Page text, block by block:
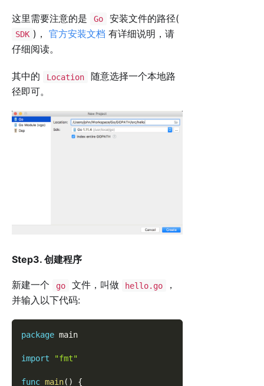
这里需要注意的是 Go 安装文件的路径(
SDK )， 官方安装文档 有详细说明，请
仔细阅读。
其中的 Location
随意选择一个本地路
径即可。
Step3. 创建程序
新建一个 go 文件，叫做 hello.go
，
并输入以下代码:
package main
import "fmt"
func main( ) {